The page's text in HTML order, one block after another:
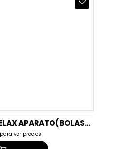
BREF WC MOMENTOS RELAX APARATO(BOLAS) DUPLO SERENIDAD
ver precios